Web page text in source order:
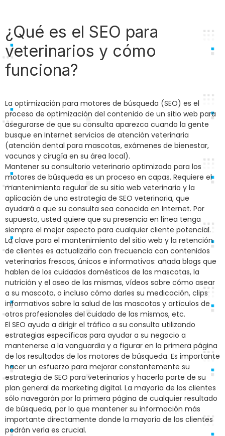
¿Qué es el SEO para
veterinarios y cómo
funciona?
La optimización para motores de búsqueda (SEO) es el
proceso de optimización del contenido de un sitio web para
asegurarse de que su consulta aparezca cuando la gente
busque en Internet servicios de atención veterinaria
(atención dental para mascotas, exámenes de bienestar,
vacunas y cirugía en su área local).
Mantener su consultorio veterinario optimizado para los
motores de búsqueda es un proceso en capas. Requiere el
mantenimiento regular de su sitio web veterinario y la
aplicación de una estrategia de SEO veterinaria, que
ayudará a que su consulta sea conocida en Internet. Por
supuesto, usted quiere que su presencia en línea tenga
siempre el mejor aspecto para cualquier cliente potencial.
La clave para el mantenimiento del sitio web y la retención
de clientes es actualizarlo con frecuencia con contenidos
veterinarios frescos, únicos e informativos: añada blogs que
hablen de los cuidados domésticos de las mascotas, la
nutrición y el aseo de las mismas, vídeos sobre cómo asear
a su mascota, o incluso cómo darles su medicación, clips
informativos sobre la salud de las mascotas y artículos de
otros profesionales del cuidado de las mismas, etc.
El SEO ayuda a dirigir el tráfico a su consulta utilizando
estrategias específicas para ayudar a su negocio a
mantenerse a la vanguardia y a figurar en la primera página
de los resultados de los motores de búsqueda. Es importante
hacer un esfuerzo para mejorar constantemente su
estrategia de SEO para veterinarios y hacerla parte de su
plan general de marketing digital. La mayoría de los clientes
sólo navegarán por la primera página de cualquier resultado
de búsqueda, por lo que mantener su información más
importante directamente donde la mayoría de los clientes
podrán verla es crucial.